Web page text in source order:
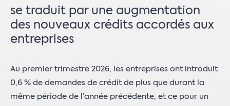
se traduit par une augmentation
des nouveaux crédits accordés aux
entreprises
Au premier trimestre 2026, les entreprises ont introduit
0,6 % de demandes de crédit de plus que durant la
même période de l’année précédente, et ce pour un